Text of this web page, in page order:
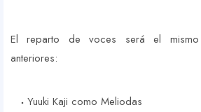
El reparto de voces será el
anteriores:
Yuuki Kaji como Meliodas